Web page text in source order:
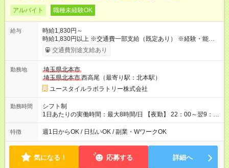
アルバイト 職種未経験OK
給与
時給1,830円～
時給1,830円以上 ※交通費一部支給（既定あり） ※経験・能力を
考慮して決定します 【収入例】 週1回勤務の場合：1,830円×8時
間×4回=5万8,560円 週3回勤務の場合：1,830円×8時間×12回
月 ※ 雇用形態と給与に、本採用時と異なる部分があります。 雇
用形態：本採用時と同じです。 給与：時給 1,580円以上
交通費別途支給あり
勤務地
埼玉県北本市
埼玉県北本市西高尾（最寄り駅：北本駅）
ユースタイルラボラトリー株式会社
勤務時間
シフト制
1日あたりの実働時間：最大8時間/日 【夜勤】 22：00～翌9：
00 ※週1日～OK ／ 夜勤専従 ＊＊ 勤務時間例 ＊＊ ■22時か
ら翌7時 ■23時から翌8時 ■24時から翌9時 など ※上記の時間
ます。 ※曜日固定（毎週同じ曜日での勤務となります）
特徴 週1日からOK / 日払いOK / 副業・WワークOK
気になる！ 応募する 詳細へ